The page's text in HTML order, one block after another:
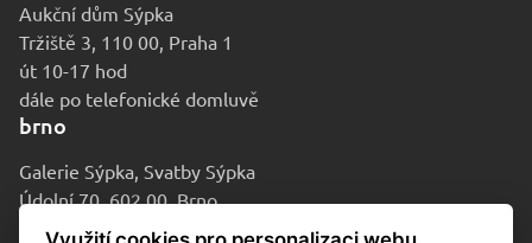
Aukční dům Sýpka
Tržiště 3, 110 00, Praha 1
út 10-17 hod
dále po telefonické domluvě
brno
Galerie Sýpka, Svatby Sýpka
Údolní 70, 602 00, Brno
po-pá 9-16 hod